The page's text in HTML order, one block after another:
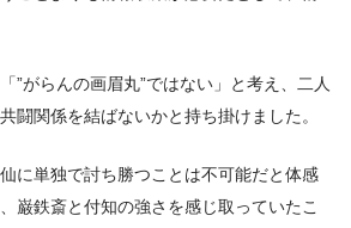
”がらんの画眉丸”ではない」と考え、二人
闘関係を結ばないかと持ち掛けました。
に単独で討ち勝つことは不可能だと体感
巌鉄斎と付知の強さを感じ取っていたこ